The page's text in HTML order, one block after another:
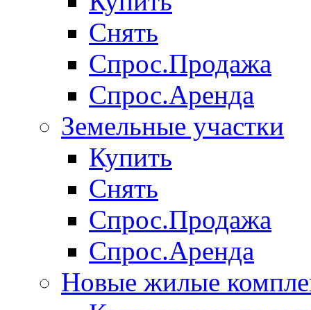
Снять
Спрос.Продажа
Спрос.Аренда
Земельные участки
Купить
Снять
Спрос.Продажа
Спрос.Аренда
Новые жилые